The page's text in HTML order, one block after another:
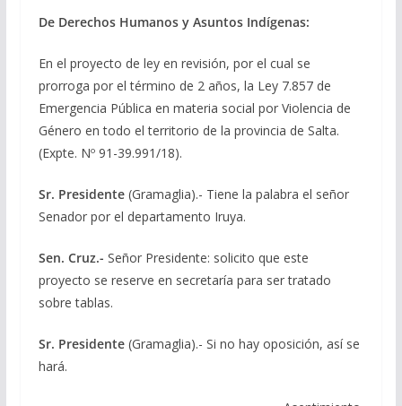
De Derechos Humanos y Asuntos Indígenas:
En el proyecto de ley en revisión, por el cual se
prorroga por el término de 2 años, la Ley 7.857 de
Emergencia Pública en materia social por Violencia de
Género en todo el territorio de la provincia de Salta.
(Expte. Nº 91-39.991/18).
Sr. Presidente(Gramaglia).- Tiene la palabra el señor
Senador por el departamento Iruya.
Sen. Cruz.- Señor Presidente: solicito que este
proyecto se reserve en secretaría para ser tratado
sobre tablas.
Sr. Presidente (Gramaglia).- Si no hay oposición, así se
hará.